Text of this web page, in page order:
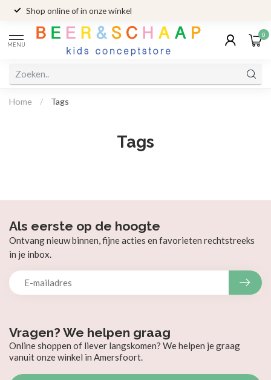
Shop online of in onze winkel
MENU
0
Home / Tags
Tags
Vragen? We helpen graag
Online shoppen of liever langskomen? We helpen je graag
vanuit onze winkel in Amersfoort.
Als eerste op de hoogte
Ontvang nieuw binnen, fijne acties en favorieten rechtstreeks
in je inbox.